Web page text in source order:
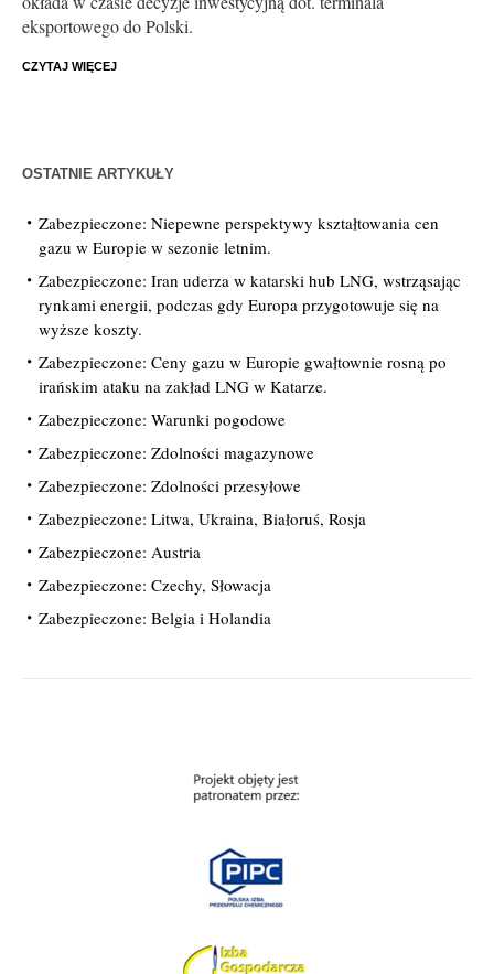
eksportowego do Polski.
CZYTAJ WIĘCEJ
OSTATNIE ARTYKUŁY
Zabezpieczone: Niepewne perspektywy kształtowania cen
gazu w Europie w sezonie letnim.
Zabezpieczone: Iran uderza w katarski hub LNG, wstrząsając
rynkami energii, podczas gdy Europa przygotowuje się na
wyższe koszty.
Zabezpieczone: Ceny gazu w Europie gwałtownie rosną po
irańskim ataku na zakład LNG w Katarze.
Zabezpieczone: Warunki pogodowe
Zabezpieczone: Zdolności magazynowe
Zabezpieczone: Zdolności przesyłowe
Zabezpieczone: Litwa, Ukraina, Białoruś, Rosja
Zabezpieczone: Austria
Zabezpieczone: Czechy, Słowacja
Zabezpieczone: Belgia i Holandia